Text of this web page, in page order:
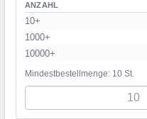
ANZAHL
10+
1000+
10000+
Mindestbestellmenge: 10 St.